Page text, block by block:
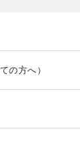
の方へ）